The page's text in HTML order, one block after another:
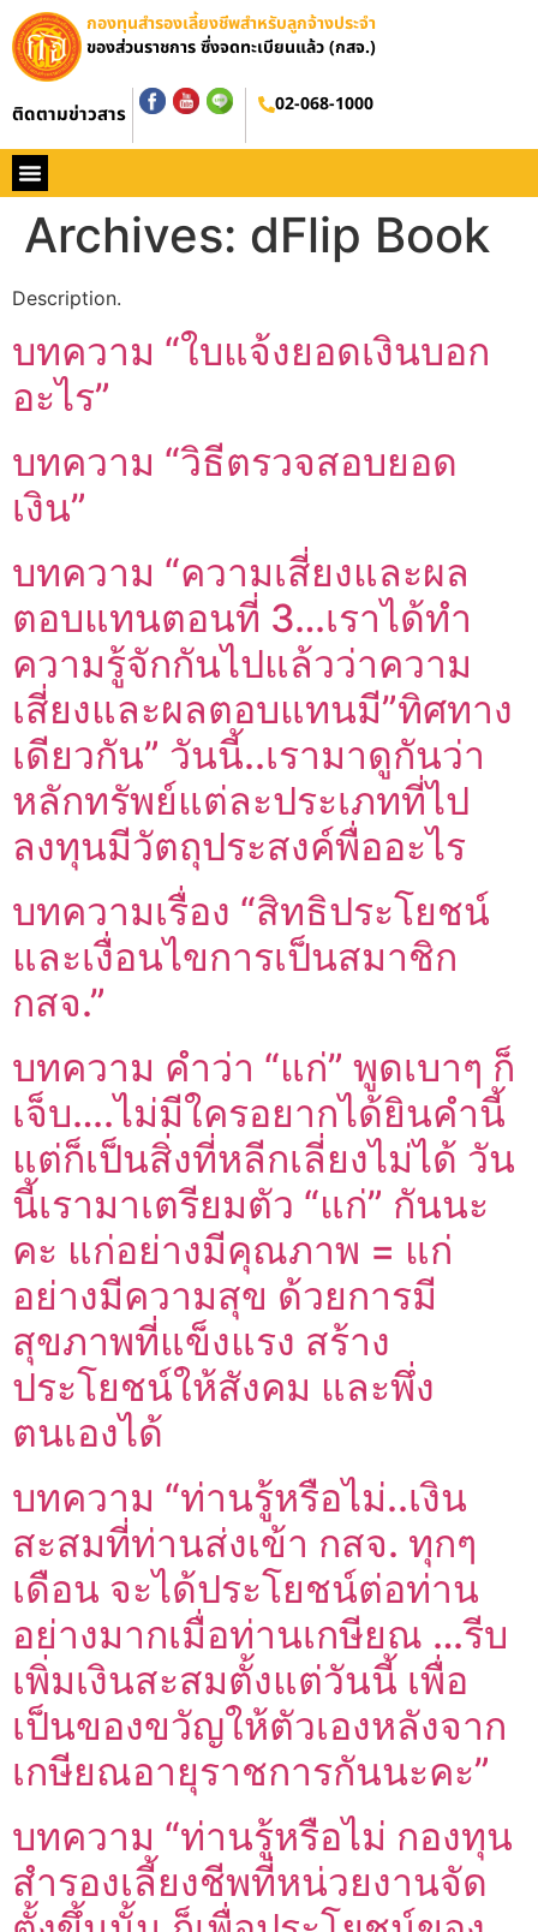
กองทุนสำรองเลี้ยงชีพสำหรับลูกจ้างประจำ
ของส่วนราชการ ซึ่งจดทะเบียนแล้ว (กสจ.)
ติดตามข่าวสาร 02-068-1000
Archives: dFlip Book
Description.
บทความ “ใบแจ้งยอดเงินบอก
อะไร”
บทความ “วิธีตรวจสอบยอด
เงิน”
บทความ “ความเสี่ยงและผล
ตอบแทนตอนที่ 3…เราได้ทำ
ความรู้จักกันไปแล้วว่าความ
เสี่ยงและผลตอบแทนมี”ทิศทาง
เดียวกัน” วันนี้..เรามาดูกันว่า
หลักทรัพย์แต่ละประเภทที่ไป
ลงทุนมีวัตถุประสงค์พื่ออะไร
บทความเรื่อง “สิทธิประโยชน์
และเงื่อนไขการเป็นสมาชิก
กสจ.”
บทความ คำว่า “แก่” พูดเบาๆ ก็
เจ็บ….ไม่มีใครอยากได้ยินคำนี้
แต่ก็เป็นสิ่งที่หลีกเลี่ยงไม่ได้ วัน
นี้เรามาเตรียมตัว “แก่” กันนะ
คะ แก่อย่างมีคุณภาพ = แก่
อย่างมีความสุข ด้วยการมี
สุขภาพที่แข็งแรง สร้าง
ประโยชน์ให้สังคม และพึ่ง
ตนเองได้
บทความ “ท่านรู้หรือไม่..เงิน
สะสมที่ท่านส่งเข้า กสจ. ทุกๆ
เดือน จะได้ประโยชน์ต่อท่าน
อย่างมากเมื่อท่านเกษียณ …รีบ
เพิ่มเงินสะสมตั้งแต่วันนี้ เพื่อ
เป็นของขวัญให้ตัวเองหลังจาก
เกษียณอายุราชการกันนะคะ”
บทความ “ท่านรู้หรือไม่ กองทุน
สำรองเลี้ยงชีพที่หน่วยงานจัด